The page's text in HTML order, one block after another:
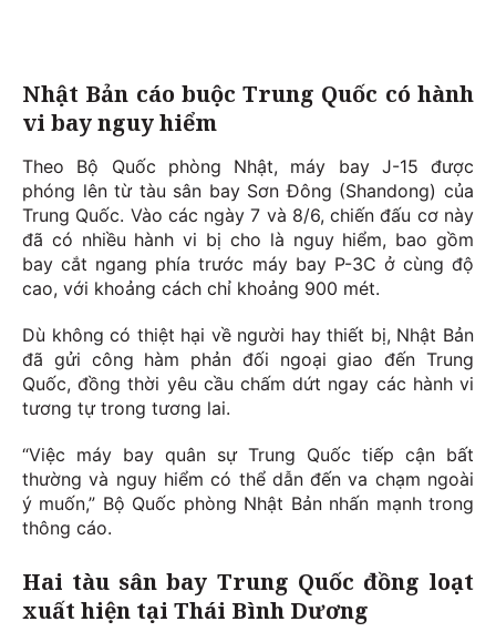
Nhật Bản cáo buộc Trung Quốc có hành
vi bay nguy hiểm
Theo Bộ Quốc phòng Nhật, máy bay J-15 được
phóng lên từ tàu sân bay Sơn Đông (Shandong) của
Trung Quốc. Vào các ngày 7 và 8/6, chiến đấu cơ này
đã có nhiều hành vi bị cho là nguy hiểm, bao gồm
bay cắt ngang phía trước máy bay P-3C ở cùng độ
cao, với khoảng cách chỉ khoảng 900 mét.
Dù không có thiệt hại về người hay thiết bị, Nhật Bản
đã gửi công hàm phản đối ngoại giao đến Trung
Quốc, đồng thời yêu cầu chấm dứt ngay các hành vi
tương tự trong tương lai.
“Việc máy bay quân sự Trung Quốc tiếp cận bất
thường và nguy hiểm có thể dẫn đến va chạm ngoài
ý muốn,” Bộ Quốc phòng Nhật Bản nhấn mạnh trong
thông cáo.
Hai tàu sân bay Trung Quốc đồng loạt
xuất hiện tại Thái Bình Dương